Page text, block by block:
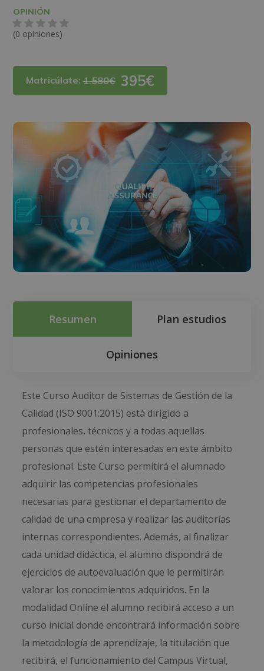
OPINIÓN
(0 opiniones)
Matricúlate:1.580€ 395€
Resumen Plan estudios
Opiniones
Este Curso Auditor de Sistemas de Gestión de la
Calidad (ISO 9001:2015) está dirigido a
profesionales, técnicos y a todas aquellas
personas que estén interesadas en este ámbito
profesional. Este Curso permitirá el alumnado
adquirir las competencias profesionales
necesarias para gestionar el departamento de
calidad de una empresa y realizar las auditorías
internas correspondientes. Además, al finalizar
cada unidad didáctica, el alumno dispondrá de
ejercicios de autoevaluación que le permitirán
valorar los conocimientos adquiridos. En la
modalidad Online el alumno recibirá acceso a un
curso inicial donde encontrará información sobre
la metodología de aprendizaje, la titulación que
recibirá, el funcionamiento del Campus Virtual,